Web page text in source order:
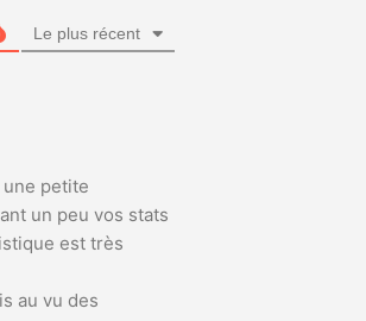
Le plus récent
une petite
un peu vos stats
est très
au vu des